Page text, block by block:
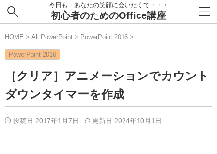
今日も あなたの笑顔に会いたくて・・・
初心者のためのOffice講座
HOME > All PowerPoint > PowerPoint 2016 >
PowerPoint 2016
［クリア］アニメーションでカウント
ダウンタイマーを作成
投稿日 2017年1月7日 更新日 2024年10月1日